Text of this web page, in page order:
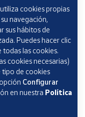
cookies propias
navegación,
sus hábitos de
Puedes hacer clic
las cookies.
cookies necesarias)
tipo de cookies
Configurar
en nuestra Política